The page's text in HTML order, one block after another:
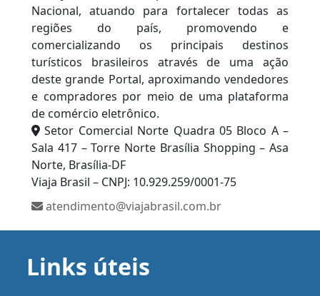
Nacional, atuando para fortalecer todas as
regiões do país, promovendo e
comercializando os principais destinos
turísticos brasileiros através de uma ação
deste grande Portal, aproximando vendedores
e compradores por meio de uma plataforma
de comércio eletrônico.
Setor Comercial Norte Quadra 05 Bloco A –
Sala 417 – Torre Norte Brasília Shopping – Asa
Norte, Brasília-DF
Viaja Brasil – CNPJ: 10.929.259/0001-75
atendimento@viajabrasil.com.br
Links úteis